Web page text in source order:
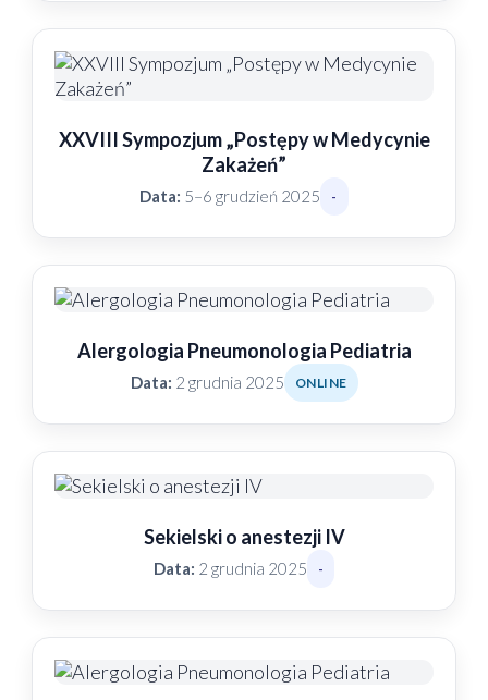
XXVIII Sympozjum „Postępy w Medycynie
Zakażeń”
Data: 5–6 grudzień 2025 -
Alergologia Pneumonologia Pediatria
Data: 2 grudnia 2025 ONLINE
Sekielski o anestezji IV
Data: 2 grudnia 2025 -